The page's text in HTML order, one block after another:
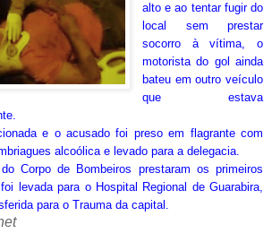
alto e ao tentar fugir do
local sem prestar
socorro à vítima, o
motorista do gol ainda
bateu em outro veículo
que estava
e o acusado foi preso em flagrante com
alcoólica e levado para a delegacia.
Corpo de Bombeiros prestaram os primeiros
levada para o Hospital Regional de Guarabira,
para o Trauma da capital.